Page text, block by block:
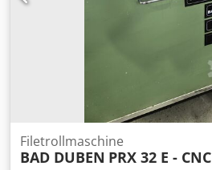
Filetrollmaschine
BAD DUBEN PRX 32 E - CNC